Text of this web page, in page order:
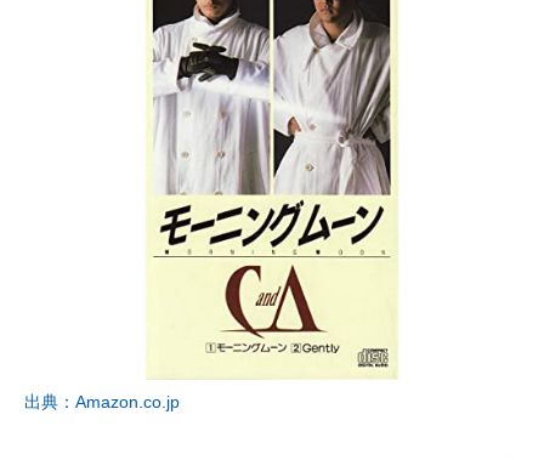
出典：Amazon.co.jp